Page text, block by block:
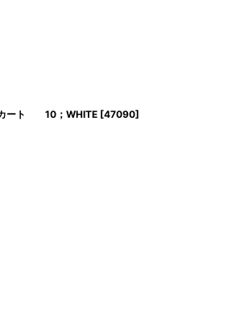
カート 10；WHITE [47090]